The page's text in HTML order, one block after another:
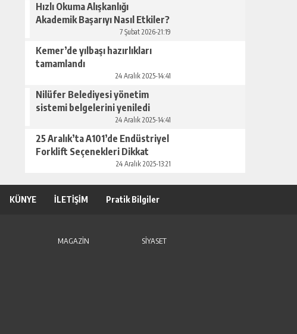
GÜNLÜK HABER AKIŞI
KARMIK ASTROLOJI ILE İÇSEL YOL
ASTROLOJIDE KADER VE SEÇIM İLIŞKISI
Hızlı Okuma Alışkanlığı
Akademik Başarıyı Nasıl Etkiler?
7 Şubat 2026-21:19
Kemer’de yılbaşı hazırlıkları
tamamlandı
24 Aralık 2025-14:41
Nilüfer Belediyesi yönetim
sistemi belgelerini yeniledi
24 Aralık 2025-14:41
25 Aralık’ta A101’de Endüstriyel
Forklift Seçenekleri Dikkat
24 Aralık 2025-13:21
KÜNYE İLETİŞİM Pratik Bilgiler
MAGAZİN
SİYASET